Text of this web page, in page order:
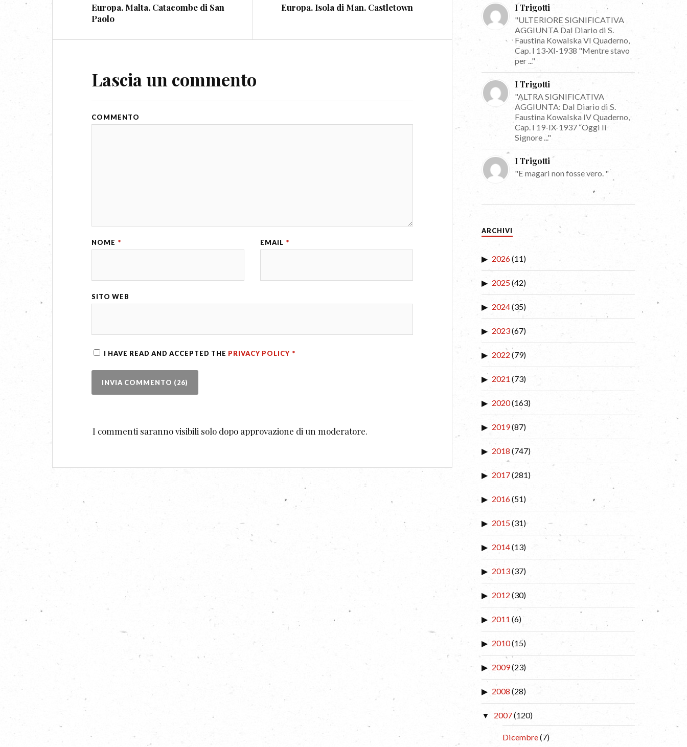
Europa. Malta. Catacombe di San
Paolo
Europa. Isola di Man. Castletown
Lascia un commento
COMMENTO
NOME * EMAIL *
SITO WEB
I HAVE READ AND ACCEPTED THE PRIVACY POLICY *
I commenti saranno visibili solo dopo approvazione di un moderatore.
I Trigotti
"ULTERIORE SIGNIFICATIVA
AGGIUNTA Dal Diario di S.
Faustina Kowalska VI Quaderno,
Cap. I 13-XI-1938 "Mentre stavo
per ..."
I Trigotti
"ALTRA SIGNIFICATIVA
AGGIUNTA: Dal Diario di S.
Faustina Kowalska IV Quaderno,
Cap. I 19-IX-1937 “Oggi li
Signore ..."
I Trigotti
"E magari non fosse vero. "
ARCHIVI
2026(11)
2025(42)
2024(35)
2023(67)
2022 (79)
2021 (73)
2020(163)
2019(87)
2018 (747)
2017(281)
2016(51)
2015(31)
2014(13)
2013(37)
2012 (30)
2011 (6)
2010(15)
2009(23)
2008 (28)
2007(120)
Dicembre(7)